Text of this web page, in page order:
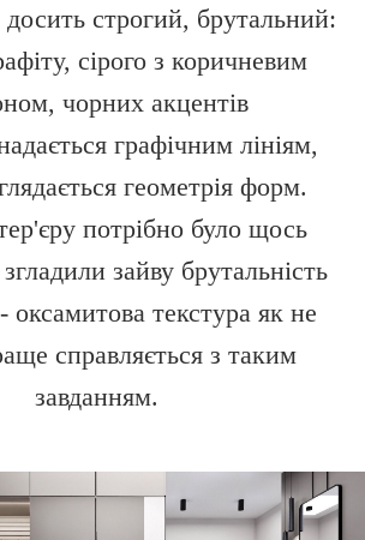
досить строгий, брутальний:
сірого з коричневим
чорних акцентів
графічним лініям,
геометрія форм.
потрібно було щось
зайву брутальність
оксамитова текстура як не
справляється з таким
завданням.